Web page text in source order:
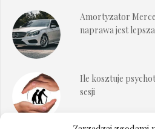
Amortyzator
naprawa jest
Ile kosztuje
sesji